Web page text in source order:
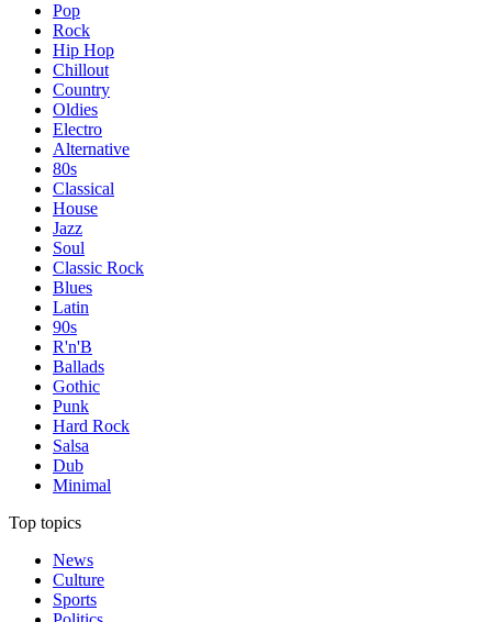
Pop
Rock
Hip Hop
Chillout
Country
Oldies
Electro
Alternative
80s
Classical
House
Jazz
Soul
Classic Rock
Blues
Latin
90s
R'n'B
Ballads
Gothic
Punk
Hard Rock
Salsa
Dub
Minimal
Top topics
News
Culture
Sports